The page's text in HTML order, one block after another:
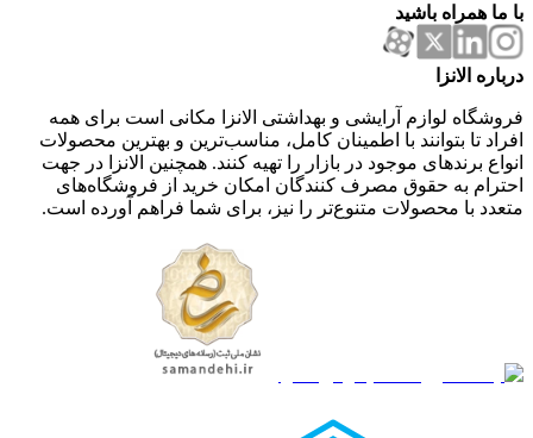
با ما همراه باشید
درباره الانزا
فروشگاه لوازم آرایشی و بهداشتی الانزا مکانی است برای همه
افراد تا بتوانند با اطمینان کامل، مناسب‌ترین و بهترین محصولات
انواع برندهای موجود در بازار را تهیه کنند. همچنین الانزا در جهت
احترام به حقوق مصرف کنندگان امکان خرید از فروشگاه‌های
متعدد با محصولات متنوع‌تر را نیز، برای شما فراهم آورده است.